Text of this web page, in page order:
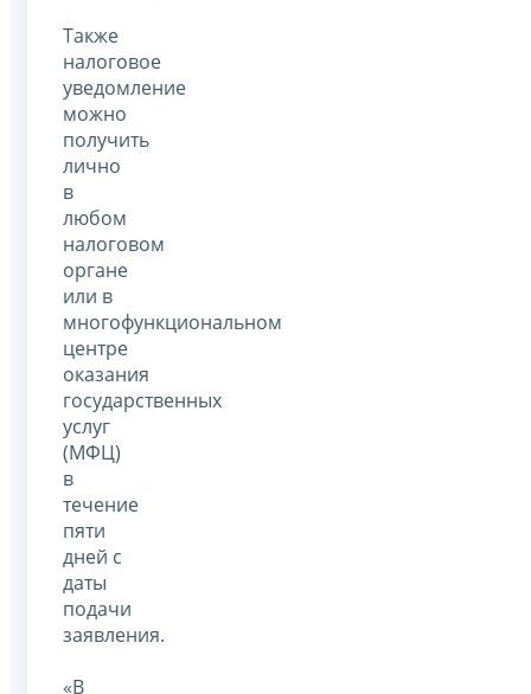
Также
налоговое
уведомление
можно
получить
лично
в
любом
налоговом
органе
или в
многофункциональном
центре
оказания
государственных
услуг
(МФЦ)
в
течение
пяти
дней с
даты
подачи
заявления.
«В